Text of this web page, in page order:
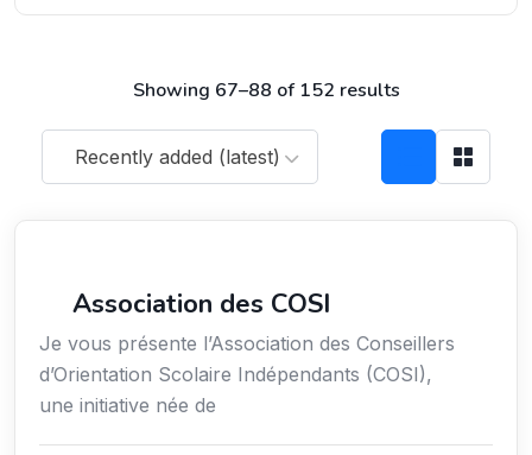
Showing 67–88 of 152 results
Recently added (latest)
Association des COSI
Je vous présente l’Association des Conseillers
d’Orientation Scolaire Indépendants (COSI),
une initiative née de